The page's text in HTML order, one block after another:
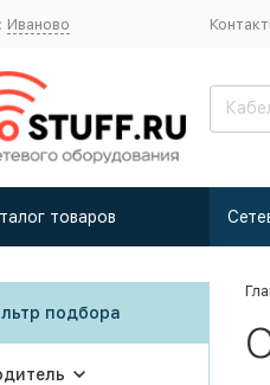
Иваново
товаров
подбора